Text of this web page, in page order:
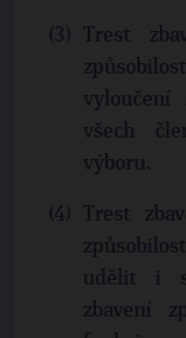
Trest
vyloučení
všech
výboru.
Trest
udělit i
zbavení